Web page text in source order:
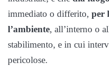
immediato o differito, per
l’ambiente, all’interno o
stabilimento, e in cui
pericolose.